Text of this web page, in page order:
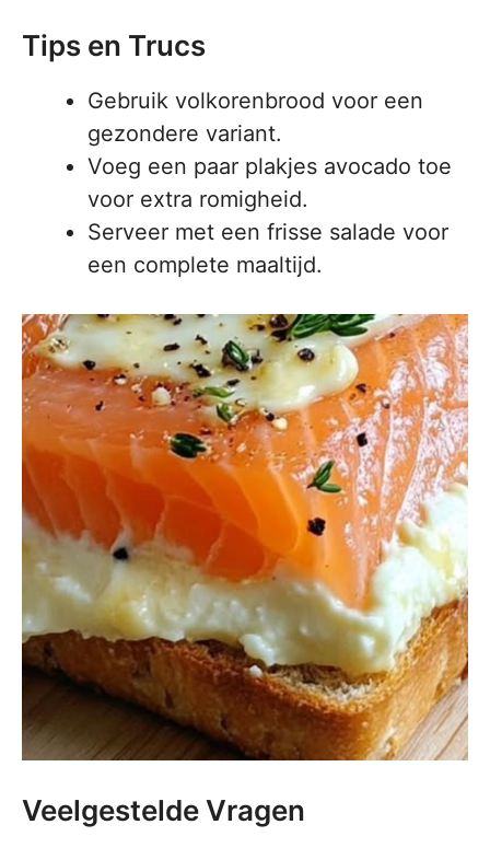
Tips en Trucs
Gebruik volkorenbrood voor een
gezondere variant.
Voeg een paar plakjes avocado toe
voor extra romigheid.
Serveer met een frisse salade voor
een complete maaltijd.
Veelgestelde Vragen